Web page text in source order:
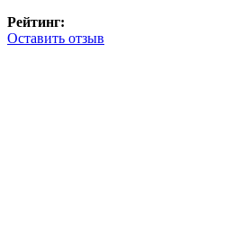
Рейтинг:
Оставить отзыв